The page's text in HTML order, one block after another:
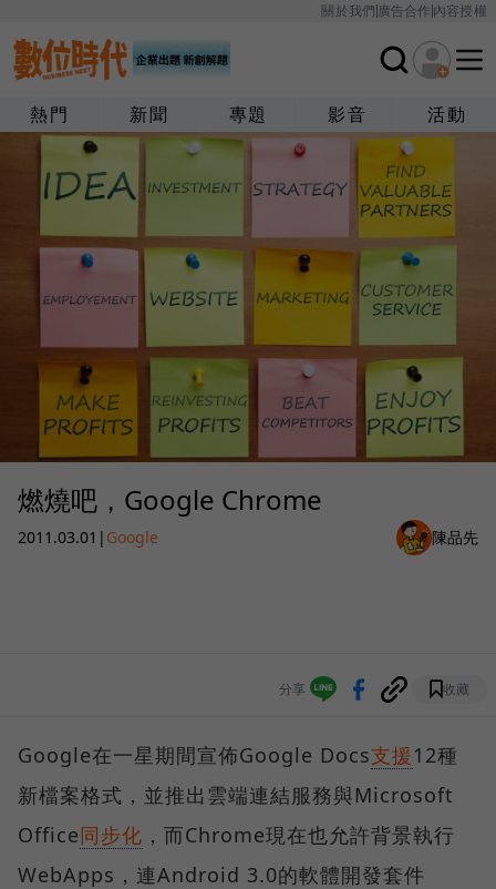
關於我們廣告合作內容授權
熱門 新聞 專題 影音 活動
燃燒吧，Google Chrome
2011.03.01 | Google 陳品先
分享 收藏
Google在一星期間宣佈Google Docs支援 12種
新檔案格式，並推出雲端連結服務與Microsoft
Office同步化 ，而Chrome現在也允許背景執行
WebApps，連Android 3.0的軟體開發套件